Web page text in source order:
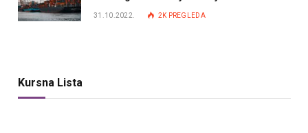
31.10.2022. 2K PREGLEDA
Kursna Lista